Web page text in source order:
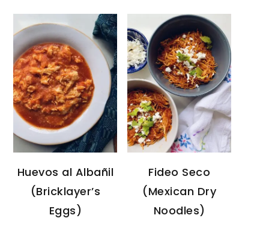
Huevos al Albañil
(Bricklayer’s
Eggs)
Fideo Seco
(Mexican Dry
Noodles)